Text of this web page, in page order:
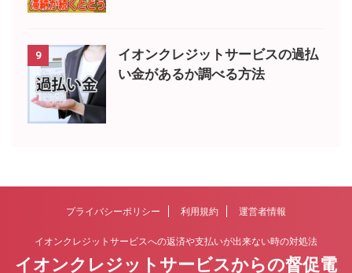
9
イオンクレジットサービスの過払
い金があるか調べる方法
プライバシーポリシー 利用規約 運営者情報
イオンクレジットサービスへの返済や支払いが出来ない時の対処法
イオンクレジットサービスからの督促電